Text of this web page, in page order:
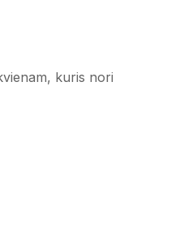
kuris nori